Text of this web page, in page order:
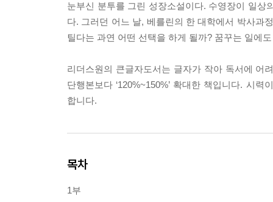
눈부신 분투를 그린 성장소설이다. 수영장이 일
다. 그러던 어느 날, 베를린의 한 대학에서 박사과
틸다는 과연 어떤 선택을 하게 될까? 꿈꾸는 일에
리더스원의 큰글자도서는 글자가 작아 독서에 어
단행본보다 ‘120%~150%’ 확대한 책입니다. 시
합니다.
목차
1부